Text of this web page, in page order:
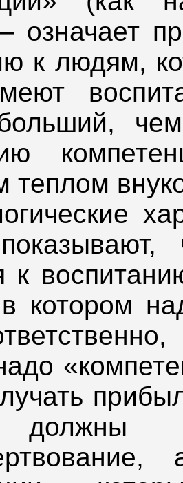
означает
к людям,
теплом
к
котором